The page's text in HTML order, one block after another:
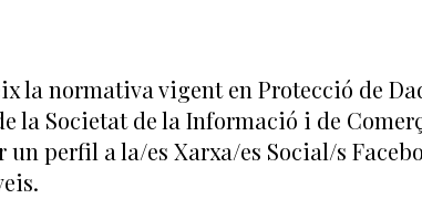
la normativa vigent en Protecció de
la Societat de la Informació i de
un perfil a la/es Xarxa/es Social/s